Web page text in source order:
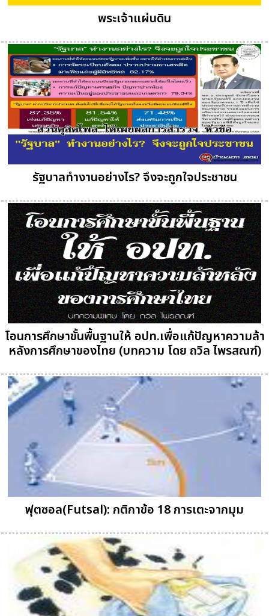
พระเจ้าแผ่นดิน
รัฐบาลทำงานอย่างไร? จึงจะถูกใจประชาชน
โอนการศึกษาขั้นพื้นฐานให้ อปท.เพื่อแก้ปัญหาความล้า
หลังการศึกษาของไทย (บทความ โดย ถวิล ไพรสณฑ์)
ฟุตซอล(Futsal): กติกาข้อ 18 การเตะจากมุม